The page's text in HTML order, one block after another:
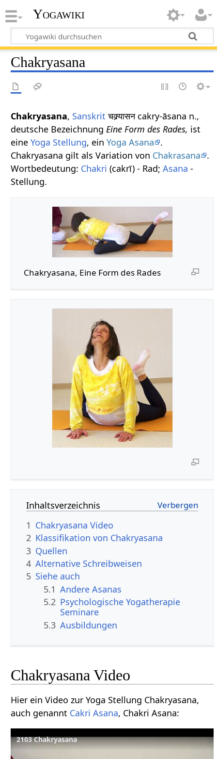
Yogawiki
Chakryasana
Chakryasana, Sanskrit चक्र्यासन cakry-āsana n.,
deutsche BezeichnungEine Form des Rades, ist
eineYoga Stellung, einYoga Asana
.
Chakryasana gilt als Variation von Chakrasana
.
Wortbedeutung: Chakri (cakrī) - Rad;Asana -
Stellung.
Chakryasana, Eine Form des Rades
Inhaltsverzeichnis
1 Chakryasana Video
2 Klassifikation von Chakryasana
3 Quellen
4 Alternative Schreibweisen
5 Siehe auch
5.1 Andere Asanas
5.2 Psychologische Yogatherapie
Seminare
5.3 Ausbildungen
Chakryasana Video
Hier ein Video zur Yoga Stellung Chakryasana,
auch genannt Cakri Asana, Chakri Asana:
2103 Chakryasana